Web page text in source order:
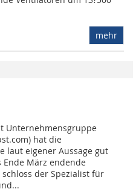
mehr
Unternehmensgruppe
hat die
laut eigener Aussage gut
Ende März endende
der Spezialist für